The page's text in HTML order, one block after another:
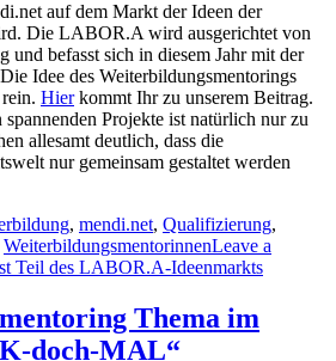
auf dem Markt der Ideen der
Die LABOR.A wird ausgerichtet von
und befasst sich in diesem Jahr mit der
Idee des Weiterbildungsmentorings
Hierkommt Ihr zu unserem Beitrag.
Projekte ist natürlich nur zu
allesamt deutlich, dass die
nur gemeinsam gestaltet werden
, mendi.net, Qualifizierung,
WeiterbildungsmentorinnenLeave a
Teil des LABOR.A-Ideenmarkts
Thema im
doch-MAL“